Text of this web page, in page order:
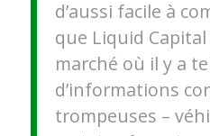
d’aussi facile à
que Liquid
marché où il y a
d’informations
trompeuses –